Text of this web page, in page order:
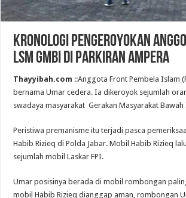
Kronologi pengeroyokan
LSM GMBI di Parkiran Ampera
Thayyibah.com ::Anggota Front Pembela Islam
bernama Umar cedera. Ia dikeroyok sejumlah
swadaya masyarakat Gerakan Masyarakat
Peristiwa premanisme itu terjadi pasca
Habib Rizieq di Polda Jabar. Mobil Habib Rizieq
sejumlah mobil Laskar FPI.
Umar posisinya berada di mobil rombongan
mobil Habib Rizieq dianggap aman, rombongan